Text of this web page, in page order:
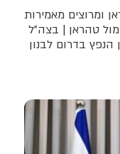
ומרוצים מאמירות
טהראן | בצה"ל
בדרום לבנון